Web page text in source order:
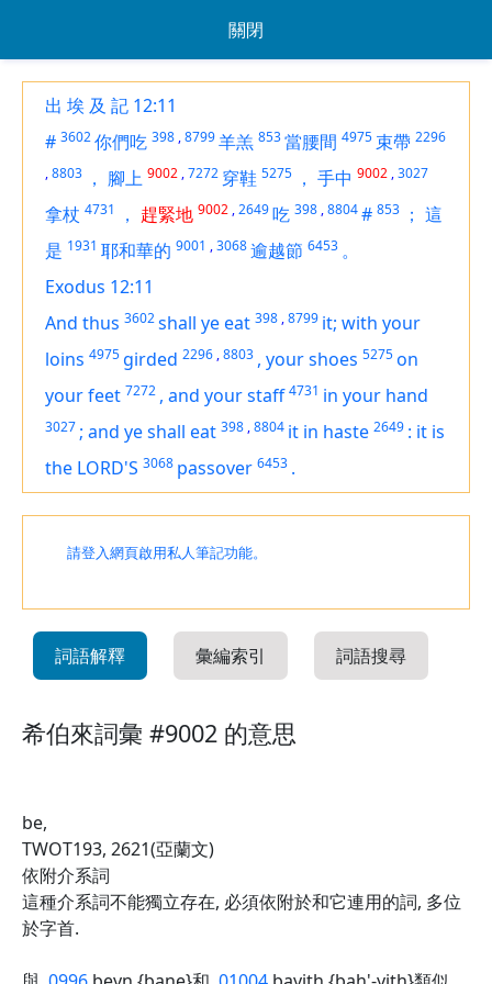
關閉
出 埃 及 記 12:11
# 3602你們吃 398 ,8799羊羔 853當腰間 4975 束帶 2296
,8803 ， 腳上 9002 ,7272 穿鞋 5275 ， 手中 9002 ,3027
拿杖 4731 ， 趕緊地 9002 ,2649吃 398 ,8804# 853 ； 這
是 1931 耶和華的 9001 ,3068逾越節 6453 。
Exodus 12:11
And thus 3602shall ye eat 398 ,8799 it; with your
loins 4975 girded 2296 ,8803 , your shoes 5275on
your feet 7272 , and your staff 4731 in your hand
3027 ; and ye shall eat 398 ,8804 it in haste 2649 : it is
the LORD'S 3068 passover 6453 .
請登入網頁啟用私人筆記功能。
詞語解釋 彙編索引 詞語搜尋
希伯來詞彙 #9002 的意思
be,
TWOT193, 2621(亞蘭文)
依附介系詞
這種介系詞不能獨立存在, 必須依附於和它連用的詞, 多位
於字首.